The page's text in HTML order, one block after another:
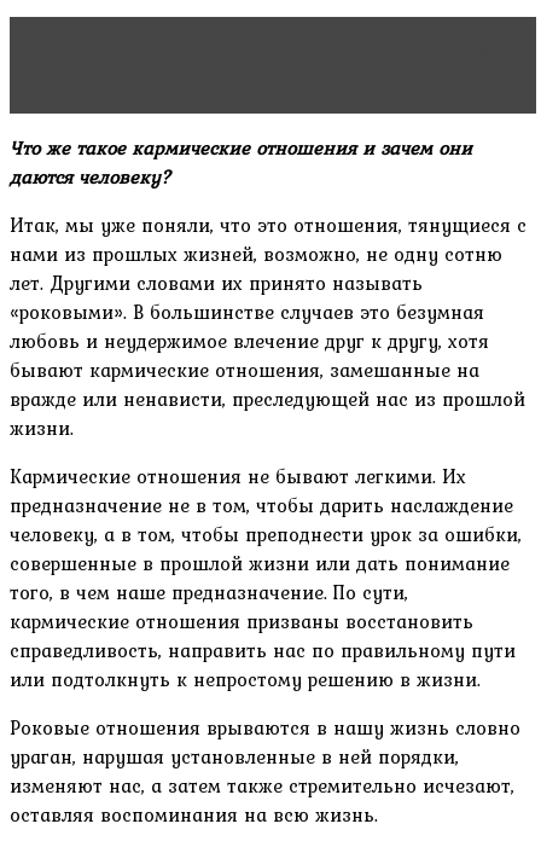
Что же такое кармические отношения и зачем они
даются человеку?
Итак, мы уже поняли, что это отношения, тянущиеся с
нами из прошлых жизней, возможно, не одну сотню
лет. Другими словами их принято называть
«роковыми». В большинстве случаев это безумная
любовь и неудержимое влечение друг к другу, хотя
бывают кармические отношения, замешанные на
вражде или ненависти, преследующей нас из прошлой
жизни.
Кармические отношения не бывают легкими. Их
предназначение не в том, чтобы дарить наслаждение
человеку, а в том, чтобы преподнести урок за ошибки,
совершенные в прошлой жизни или дать понимание
того, в чем наше предназначение. По сути,
кармические отношения призваны восстановить
справедливость, направить нас по правильному пути
или подтолкнуть к непростому решению в жизни.
Роковые отношения врываются в нашу жизнь словно
ураган, нарушая установленные в ней порядки,
изменяют нас, а затем также стремительно исчезают,
оставляя воспоминания на всю жизнь.